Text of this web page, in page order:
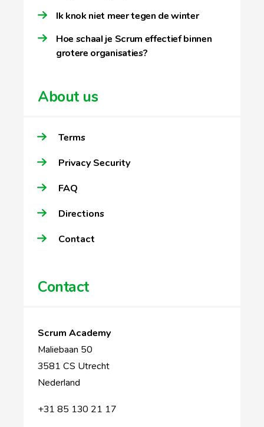
Ik knok niet meer tegen de winter
Hoe schaal je Scrum effectief binnen
grotere organisaties?
About us
Terms
Privacy Security
FAQ
Directions
Contact
Contact
Scrum Academy
Maliebaan 50
3581 CS Utrecht
Nederland
+31 85 130 21 17